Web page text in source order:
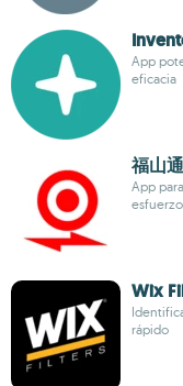
App
eficacia
福山
App
esfuerzo
Wix
rápido